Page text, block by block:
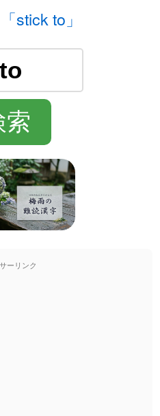
stick to」
ーリンク